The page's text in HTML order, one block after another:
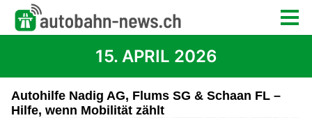
15. APRIL 2026
Autohilfe Nadig AG, Flums SG & Schaan FL –
Hilfe, wenn Mobilität zählt